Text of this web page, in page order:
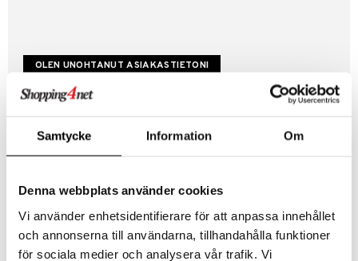
Samtycke Information Om
Denna webbplats använder cookies
Vi använder enhetsidentifierare för att anpassa innehållet
och annonserna till användarna, tillhandahålla funktioner
för sociala medier och analysera vår trafik. Vi
Luo uusi asiakas
Hyviä tarjouksia
Kestotilaus
Arvostele tuotteita
Toivelistat